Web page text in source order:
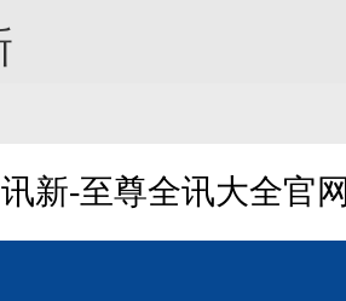
新-至尊全讯大全官网